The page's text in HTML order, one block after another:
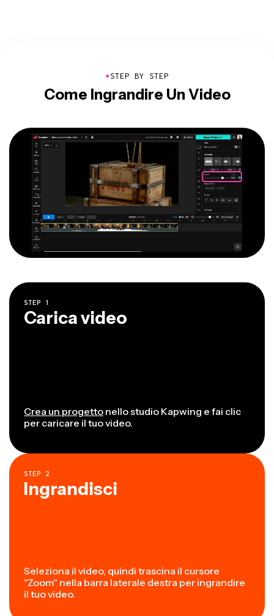
●STEP BY STEP
Come Ingrandire Un Video
STEP 1
Carica video
Crea un progetto nello studio Kapwing e fai clic
per caricare il tuo video.
STEP 2
Ingrandisci
Seleziona il video, quindi trascina il cursore
"Zoom" nella barra laterale destra per ingrandire
il tuo video.